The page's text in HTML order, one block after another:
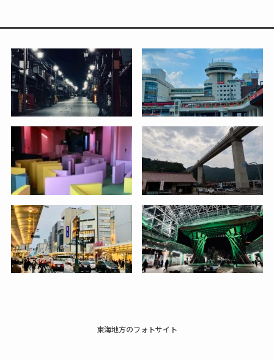
東海地方のフォトサイト